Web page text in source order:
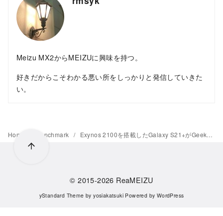
Meizu MX2からMEIZUに興味を持つ。
好きだからこそわかる悪い所をしっかりと発信していきた
い。
Home Benchmark Exynos 2100を搭載したGalaxy S21+がGeekbenchに登場、ARM Cortex-A78を採用
© 2015-2026 ReaMEIZU
yStandard Theme byyosiakatsuki Powered by WordPress